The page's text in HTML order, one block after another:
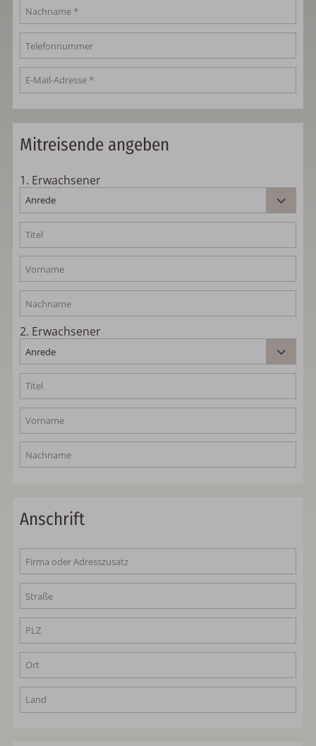
Mitreisende angeben
1. Erwachsener
2. Erwachsener
Anschrift